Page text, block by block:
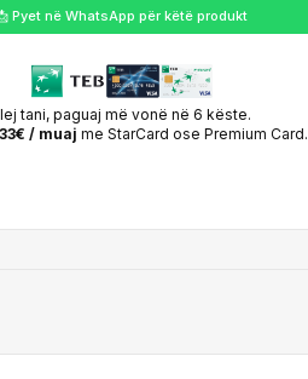
Pyet në WhatsApp për këtë produkt
tani, paguaj më vonë në 6 këste.
/ muaj me StarCard ose Premium Card.